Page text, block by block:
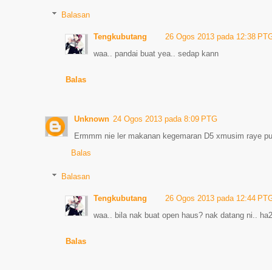
Balasan
Tengkubutang
26 Ogos 2013 pada 12:38
waa.. pandai buat yea.. sedap kann
Balas
Unknown 24 Ogos 2013 pada 8:09 PTG
Ermmm nie ler makanan kegemaran D5 xmusim raye
Balas
Balasan
Tengkubutang
26 Ogos 2013 pada 12:44
waa.. bila nak buat open haus? nak datang ni..
Balas